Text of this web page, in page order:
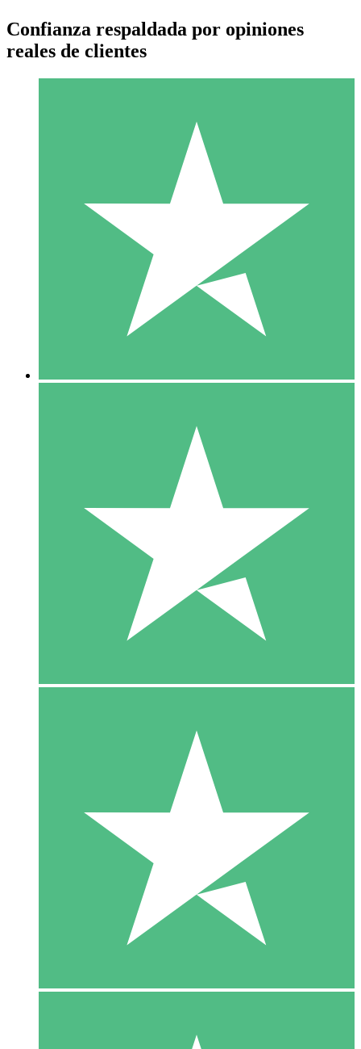
Paquetes de Créditos Individuales
Paga según el uso con créditos de descarga. Sin compromiso
10 00
10 Descargas
20 00
Confianza respaldada por opiniones
reales de clientes